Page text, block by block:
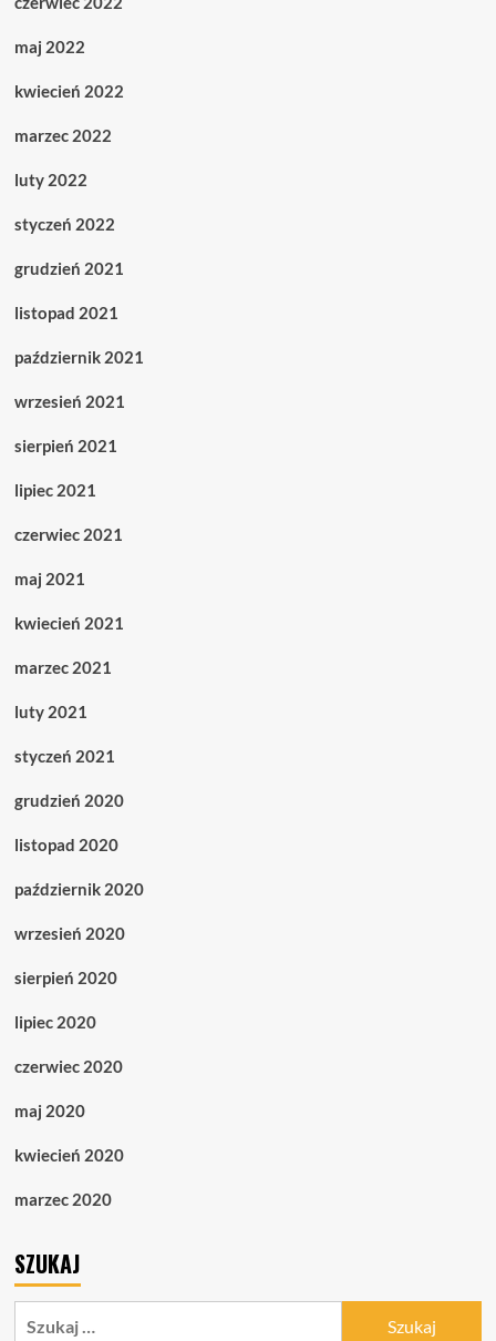
maj 2022
kwiecień 2022
marzec 2022
luty 2022
styczeń 2022
grudzień 2021
listopad 2021
październik 2021
wrzesień 2021
sierpień 2021
lipiec 2021
czerwiec 2021
maj 2021
kwiecień 2021
marzec 2021
luty 2021
styczeń 2021
grudzień 2020
listopad 2020
październik 2020
wrzesień 2020
sierpień 2020
lipiec 2020
czerwiec 2020
maj 2020
kwiecień 2020
marzec 2020
SZUKAJ